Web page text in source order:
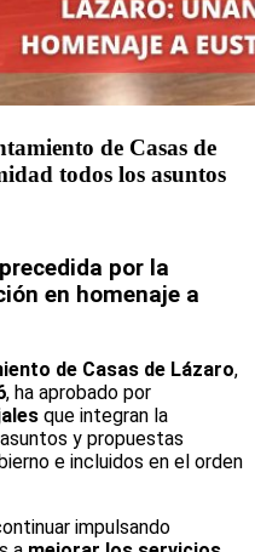
de Casas de
todos los asuntos
por la
en homenaje a
de Casas de Lázaro,
, ha aprobado por
que integran la
y propuestas
e incluidos en el orden
impulsando